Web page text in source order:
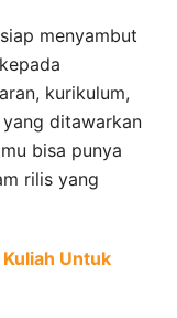
menyambut
kurikulum,
ditawarkan
bisa punya
rilis yang
Untuk